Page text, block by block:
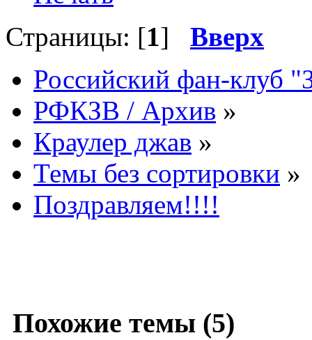
Страницы: [1] Вверх
Российский фан-клуб
РФКЗВ / Архив »
Краулер джав »
Темы без сортировки »
Поздравляем!!!!
Похожие темы (5)